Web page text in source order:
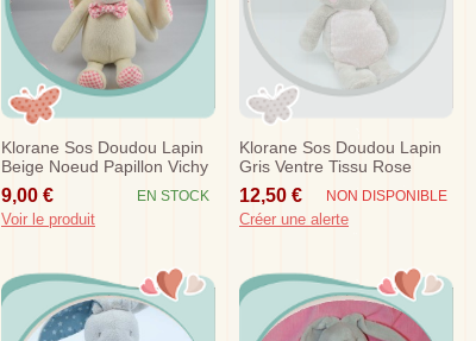
Klorane Sos Doudou Lapin
Beige Noeud Papillon Vichy
Rose
9,00 € EN STOCK
Voir le produit
Klorane Sos Doudou Lapin
Gris Ventre Tissu Rose
Rond
12,50 € NON DISPONIBLE
Créer une alerte